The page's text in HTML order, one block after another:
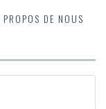
DE NOUS